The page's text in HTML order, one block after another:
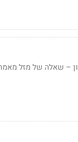
– שאלה של מזל